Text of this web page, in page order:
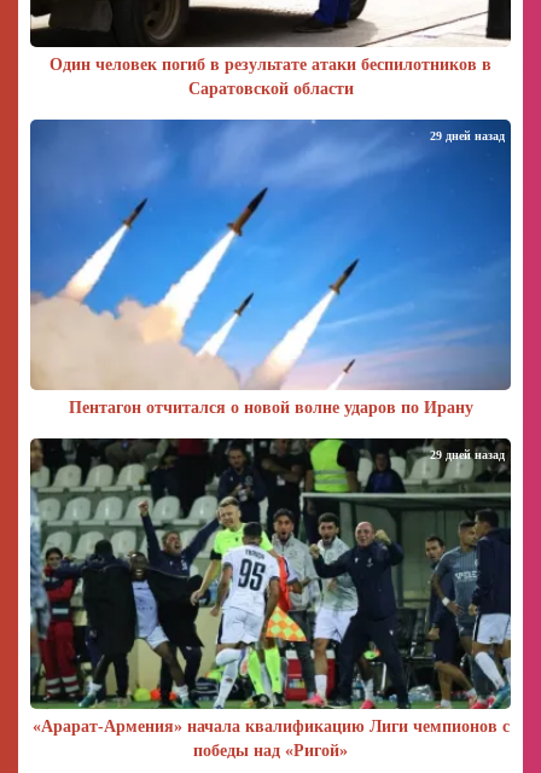
Один человек погиб в результате атаки беспилотников в
Саратовской области
Пентагон отчитался о новой волне ударов по Ирану
29 дней назад
«Арарат‑Армения» начала квалификацию Лиги чемпионов с
победы над «Ригой»
29 дней назад